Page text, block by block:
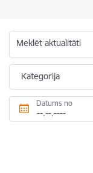
Meklēt aktualitāti
Kategorija
Datums no